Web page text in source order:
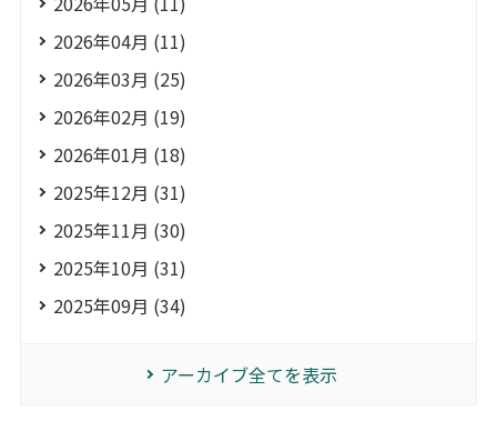
2026年04月 (11)
2026年03月 (25)
2026年02月 (19)
2026年01月 (18)
2025年12月 (31)
2025年11月 (30)
2025年10月 (31)
2025年09月 (34)
アーカイブ全てを表示